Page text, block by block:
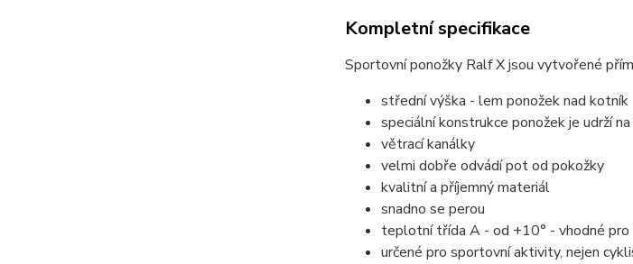
Kompletní specifikace
Sportovní ponožky Ralf X jsou vytvořené
střední výška - lem ponožek nad kotník
speciální konstrukce ponožek je udrží
větrací kanálky
velmi dobře odvádí pot od pokožky
kvalitní a příjemný materiál
snadno se perou
teplotní třída A - od +10° - vhodné
určené pro sportovní aktivity, nejen